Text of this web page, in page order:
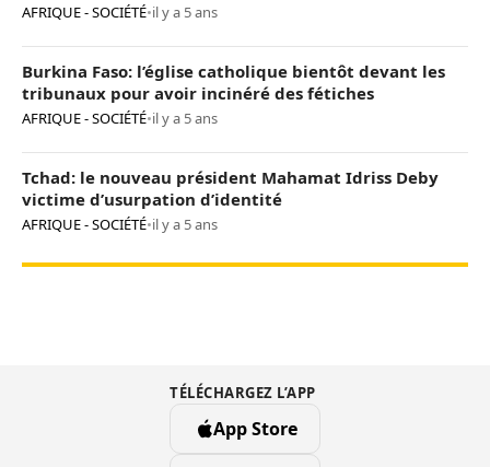
AFRIQUE - SOCIÉTÉ•il y a 5 ans
Burkina Faso: l’église catholique bientôt devant les
tribunaux pour avoir incinéré des fétiches
AFRIQUE - SOCIÉTÉ•il y a 5 ans
Tchad: le nouveau président Mahamat Idriss Deby
victime d’usurpation d’identité
AFRIQUE - SOCIÉTÉ•il y a 5 ans
TÉLÉCHARGEZ L’APP
App Store